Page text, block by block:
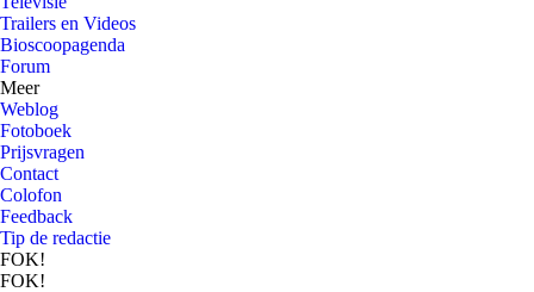
Trailers en Videos
Bioscoopagenda
Forum
Meer
Weblog
Fotoboek
Prijsvragen
Contact
Colofon
Feedback
Tip de redactie
FOK!
FOK!